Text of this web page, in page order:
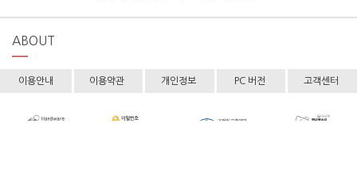
ABOUT
이용안내 이용약관 개인정보 PC 버전 고객센터